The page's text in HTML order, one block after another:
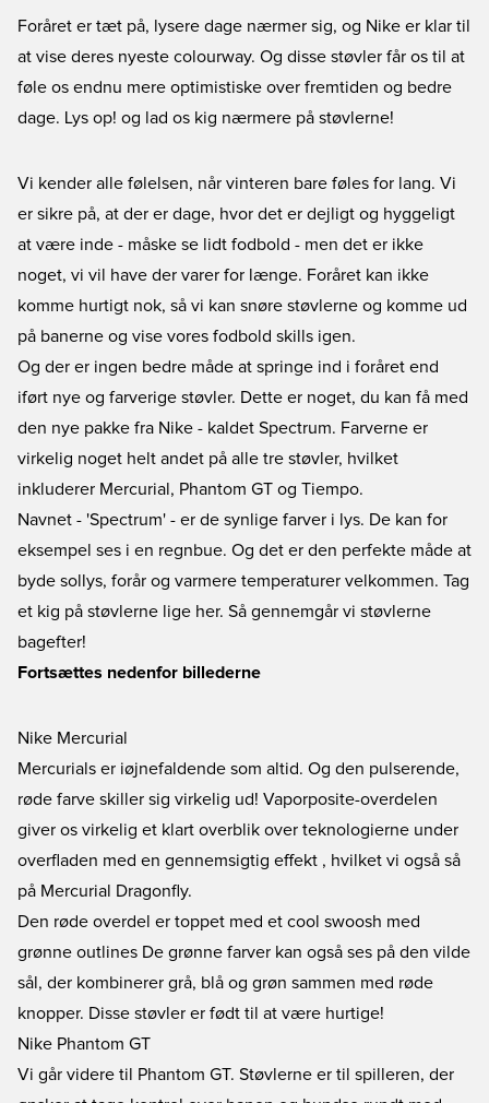
Foråret er tæt på, lysere dage nærmer sig, og Nike er klar til
at vise deres nyeste colourway. Og disse støvler får os til at
føle os endnu mere optimistiske over fremtiden og bedre
dage. Lys op! og lad os kig nærmere på støvlerne!
Vi kender alle følelsen, når vinteren bare føles for lang. Vi
er sikre på, at der er dage, hvor det er dejligt og hyggeligt
at være inde - måske se lidt fodbold - men det er ikke
noget, vi vil have der varer for længe. Foråret kan ikke
komme hurtigt nok, så vi kan snøre støvlerne og komme ud
på banerne og vise vores fodbold skills igen.
Og der er ingen bedre måde at springe ind i foråret end
iført nye og farverige støvler. Dette er noget, du kan få med
den nye pakke fra Nike - kaldet Spectrum. Farverne er
virkelig noget helt andet på alle tre støvler, hvilket
inkluderer Mercurial , Phantom GT og Tiempo.
Navnet - 'Spectrum' - er de synlige farver i lys. De kan for
eksempel ses i en regnbue. Og det er den perfekte måde at
byde sollys, forår og varmere temperaturer velkommen. Tag
et kig på støvlerne lige her. Så gennemgår vi støvlerne
bagefter!
Fortsættes nedenfor billederne
Nike Mercurial
Mercurials er iøjnefaldende som altid. Og den pulserende,
røde farve skiller sig virkelig ud! Vaporposite-overdelen
giver os virkelig et klart overblik over teknologierne under
overfladen med en gennemsigtig effekt , hvilket vi også så
på Mercurial Dragonfly.
Den røde overdel er toppet med et cool swoosh med
grønne outlines De grønne farver kan også ses på den vilde
sål, der kombinerer grå, blå og grøn sammen med røde
knopper. Disse støvler er født til at være hurtige!
Nike Phantom GT
Vi går videre til Phantom GT. Støvlerne er til spilleren, der